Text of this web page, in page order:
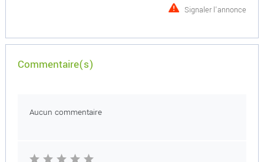
Signaler l'annonce
Commentaire(s)
Aucun commentaire